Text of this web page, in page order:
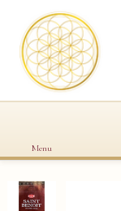
Menu